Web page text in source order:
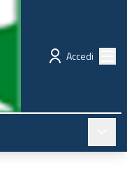
Accedi